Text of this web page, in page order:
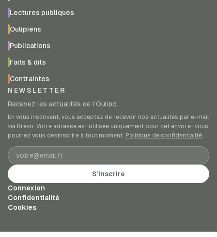
Lectures publiques
Oulipiens
Publications
Faits & dits
Contraintes
NEWSLETTER
Recevez les actualités de l’Oulipo.
En vous inscrivant, vous acceptez de recevoir nos actualités par e-mail
via Brevo. Votre adresse est utilisée uniquement pour cet envoi et vous
pourrez vous désinscrire à tout moment. Politique de confidentialité.
Adresse e-mail
S’inscrire
Connexion
Confidentialité
Cookies